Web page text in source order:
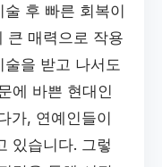
후 빠른 회복이
큰 매력으로 작용
을 받고 나서도
에 바쁜 현대인
가, 연예인들이
있습니다. 그렇